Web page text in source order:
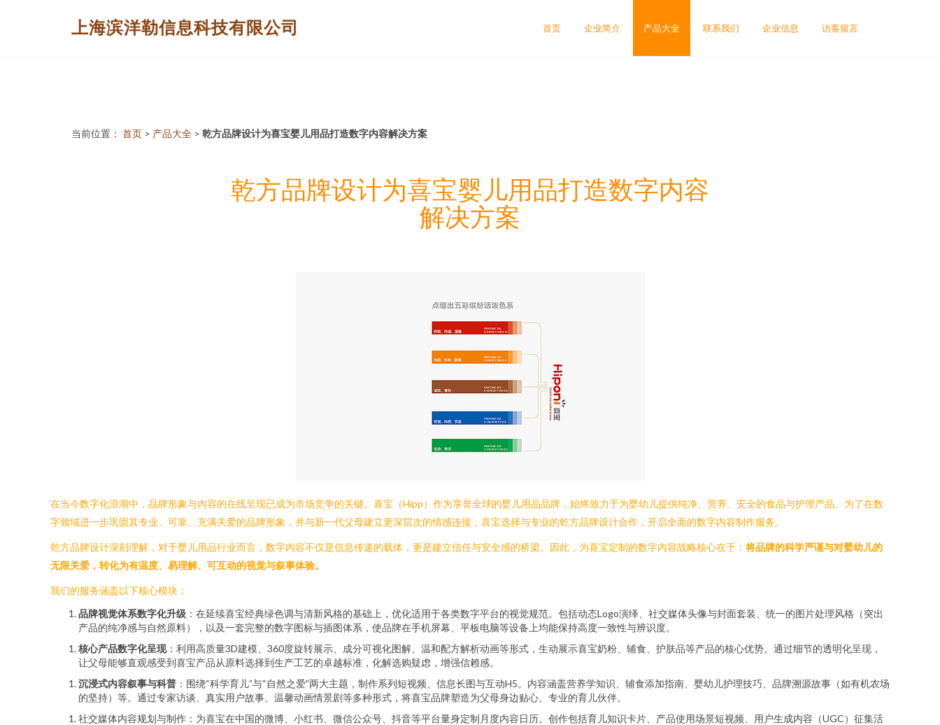
上海滨洋勒信息科技有限公司 首页 企业简介 产品大全 联系我们 企业信息 访客留言
当前位置： 首页 > 产品大全 > 乾方品牌设计为喜宝婴儿用品打造数字内容解决方案
乾方品牌设计为喜宝婴儿用品打造数字内容
解决方案
在当今数字化浪潮中，品牌形象与内容的在线呈现已成为市场竞争的关键。喜宝（Hipp）作为享誉全球的婴儿用品品牌，始终致力于为婴幼儿提供纯净、营养、安全的食品与护理产品。为了在数
字领域进一步巩固其专业、可靠、充满关爱的品牌形象，并与新一代父母建立更深层次的情感连接，喜宝选择与专业的乾方品牌设计合作，开启全面的数字内容制作服务。
乾方品牌设计深刻理解，对于婴儿用品行业而言，数字内容不仅是信息传递的载体，更是建立信任与安全感的桥梁。因此，为喜宝定制的数字内容战略核心在于：将品牌的科学严谨与对婴幼儿的
无限关爱，转化为有温度、易理解、可互动的视觉与叙事体验。
我们的服务涵盖以下核心模块：
品牌视觉体系数字化升级 ：在延续喜宝经典绿色调与清新风格的基础上，优化适用于各类数字平台的视觉规范。包括动态Logo演绎、社交媒体头像与封面套装、统一的图片处理风格（突出
产品的纯净感与自然原料），以及一套完整的数字图标与插图体系，使品牌在手机屏幕、平板电脑等设备上均能保持高度一致性与辨识度。
核心产品数字化呈现：利用高质量3D建模、360度旋转展示、成分可视化图解、温和配方解析动画等形式，生动展示喜宝奶粉、辅食、护肤品等产品的核心优势。通过细节的透明化呈现，
让父母能够直观感受到喜宝产品从原料选择到生产工艺的卓越标准，化解选购疑虑，增强信赖感。
沉浸式内容叙事与科普 ：围绕“科学育儿”与“自然之爱”两大主题，制作系列短视频、信息长图与互动H5。内容涵盖营养学知识、辅食添加指南、婴幼儿护理技巧、品牌溯源故事（如有机农场
的坚持）等。通过专家访谈、真实用户故事、温馨动画情景剧等多种形式，将喜宝品牌塑造为父母身边贴心、专业的育儿伙伴。
社交媒体内容规划与制作：为喜宝在中国的微博、小红书、微信公众号、抖音等平台量身定制月度内容日历。创作包括育儿知识卡片、产品使用场景短视频、用户生成内容（UGC）征集活